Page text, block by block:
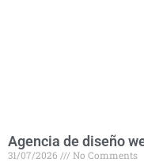
Agencia de diseño
31/07/2026 No Comments